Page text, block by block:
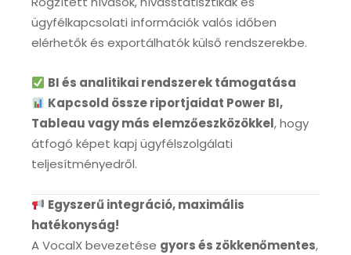
ügyfélkapcsolati információk valós időben
elérhetők és exportálhatók külső rendszerekbe.
BI és analitikai rendszerek támogatása
Kapcsold össze riportjaidat Power BI,
Tableau vagy más elemzőeszközökkel, hogy
átfogó képet kapj ügyfélszolgálati
teljesítményedről.
Egyszerű integráció, maximális
hatékonyság!
A VocalX bevezetése gyors és zökkenőmentes,